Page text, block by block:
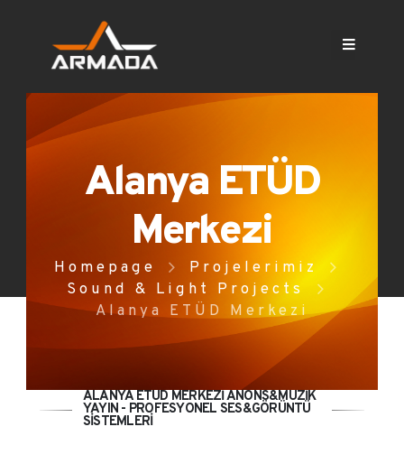
Alanya ETÜD
Merkezi
Homepage
Projelerimiz
Sound & Light Projects
Alanya ETÜD Merkezi
ALANYA ETÜD MERKEZİ ANONS&MUZİK
YAYIN - PROFESYONEL SES&GÖRÜNTÜ
SİSTEMLERİ